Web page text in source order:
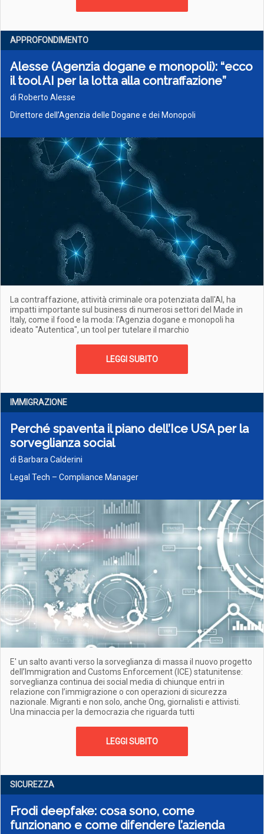
APPROFONDIMENTO
Alesse (Agenzia dogane e monopoli): “ecco
il tool AI per la lotta alla contraffazione”
di Roberto Alesse
Direttore dell’Agenzia delle Dogane e dei Monopoli
La contraffazione, attività criminale ora potenziata dall'AI, ha
impatti importante sul business di numerosi settori del Made in
Italy, come il food e la moda: l'Agenzia dogane e monopoli ha
ideato "Autentica", un tool per tutelare il marchio
LEGGI SUBITO
IMMIGRAZIONE
Perché spaventa il piano dell’Ice USA per la
sorveglianza social
di Barbara Calderini
Legal Tech – Compliance Manager
E' un salto avanti verso la sorveglianza di massa il nuovo progetto
dell’Immigration and Customs Enforcement (ICE) statunitense:
sorveglianza continua dei social media di chiunque entri in
relazione con l’immigrazione o con operazioni di sicurezza
nazionale. Migranti e non solo, anche Ong, giornalisti e attivisti.
Una minaccia per la democrazia che riguarda tutti
LEGGI SUBITO
SICUREZZA
Frodi deepfake: cosa sono, come
funzionano e come difendere l’azienda